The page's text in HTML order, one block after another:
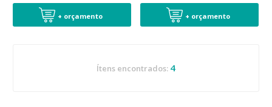
+ orçamento + orçamento
Ítens encontrados: 4